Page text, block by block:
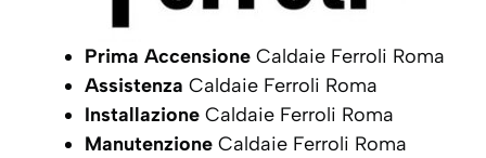
Prima Accensione Caldaie Ferroli Roma
Assistenza Caldaie Ferroli Roma
Installazione Caldaie Ferroli Roma
Manutenzione Caldaie Ferroli Roma